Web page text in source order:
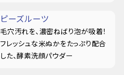
ピーズルーツ
毛穴汚れを、濃密ねばり泡が吸着！
フレッシュな米ぬかをたっぷり配合
した、酵素洗顔パウダー